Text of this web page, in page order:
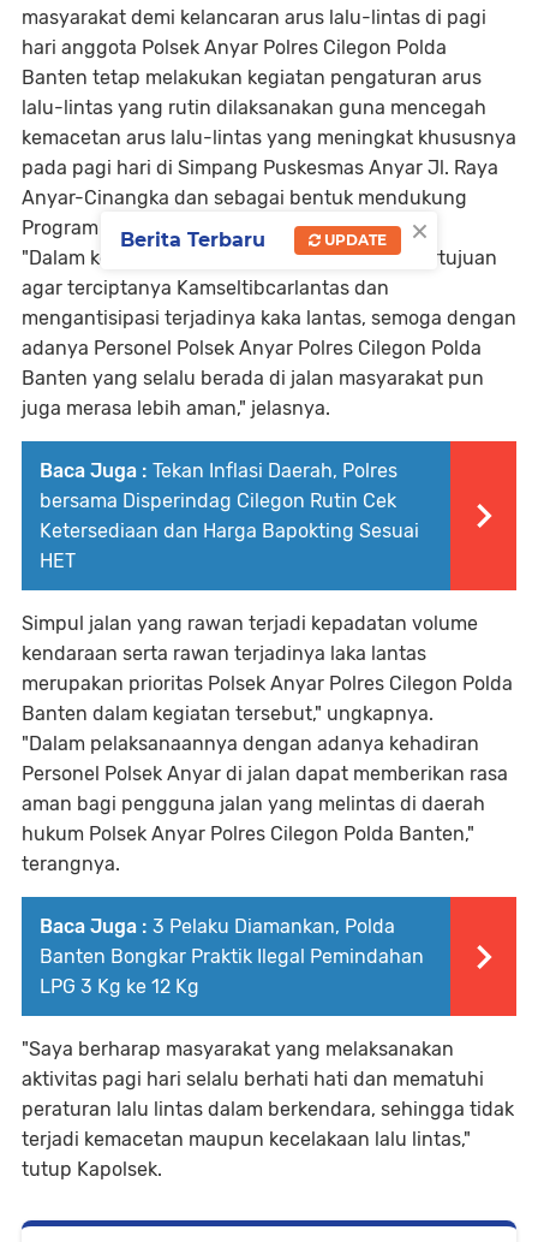
masyarakat demi kelancaran arus lalu-lintas di pagi
hari anggota Polsek Anyar Polres Cilegon Polda
Banten tetap melakukan kegiatan pengaturan arus
lalu-lintas yang rutin dilaksanakan guna mencegah
kemacetan arus lalu-lintas yang meningkat khususnya
pada pagi hari di Simpang Puskesmas Anyar Jl. Raya
Anyar-Cinangka dan sebagai bentuk mendukung
Program Quick Wins Presisi Polri.
"Dalam kegiatan Pengaturan Lalu lintas ini bertujuan
agar terciptanya Kamseltibcarlantas dan
mengantisipasi terjadinya kaka lantas, semoga dengan
adanya Personel Polsek Anyar Polres Cilegon Polda
Banten yang selalu berada di jalan masyarakat pun
juga merasa lebih aman," jelasnya.
Baca Juga : Tekan Inflasi Daerah, Polres
bersama Disperindag Cilegon Rutin Cek
Ketersediaan dan Harga Bapokting Sesuai
HET
Simpul jalan yang rawan terjadi kepadatan volume
kendaraan serta rawan terjadinya laka lantas
merupakan prioritas Polsek Anyar Polres Cilegon Polda
Banten dalam kegiatan tersebut," ungkapnya.
"Dalam pelaksanaannya dengan adanya kehadiran
Personel Polsek Anyar di jalan dapat memberikan rasa
aman bagi pengguna jalan yang melintas di daerah
hukum Polsek Anyar Polres Cilegon Polda Banten,"
terangnya.
Baca Juga : 3 Pelaku Diamankan, Polda
Banten Bongkar Praktik Ilegal Pemindahan
LPG 3 Kg ke 12 Kg
"Saya berharap masyarakat yang melaksanakan
aktivitas pagi hari selalu berhati hati dan mematuhi
peraturan lalu lintas dalam berkendara, sehingga tidak
terjadi kemacetan maupun kecelakaan lalu lintas,"
tutup Kapolsek.
×
Berita Terbaru UPDATE